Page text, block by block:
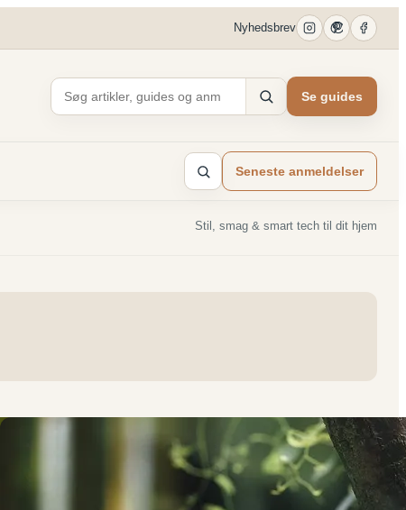
Nyhedsbrev
Se guides
Seneste anmeldelser
Stil, smag & smart tech til dit hjem